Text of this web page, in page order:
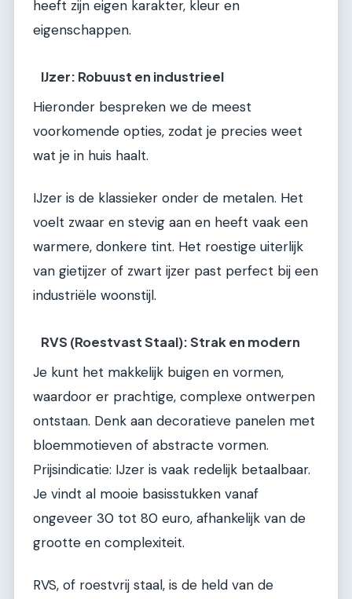
heeft zijn eigen karakter, kleur en
eigenschappen.
IJzer: Robuust en industrieel
Hieronder bespreken we de meest
voorkomende opties, zodat je precies weet
wat je in huis haalt.
IJzer is de klassieker onder de metalen. Het
voelt zwaar en stevig aan en heeft vaak een
warmere, donkere tint. Het roestige uiterlijk
van gietijzer of zwart ijzer past perfect bij een
industriële woonstijl.
RVS (Roestvast Staal): Strak en modern
Je kunt het makkelijk buigen en vormen,
waardoor er prachtige, complexe ontwerpen
ontstaan. Denk aan decoratieve panelen met
bloemmotieven of abstracte vormen.
Prijsindicatie: IJzer is vaak redelijk betaalbaar.
Je vindt al mooie basisstukken vanaf
ongeveer 30 tot 80 euro, afhankelijk van de
grootte en complexiteit.
RVS, of roestvrij staal, is de held van de